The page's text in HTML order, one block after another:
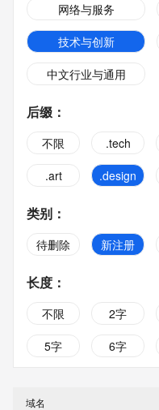
网络与服务
技术与创新
中文行业与通用
后缀 ：
不限 .tech
.art
.design
类别 ：
待删除 新注册
长度 ：
不限 2字
5字
6字
域名